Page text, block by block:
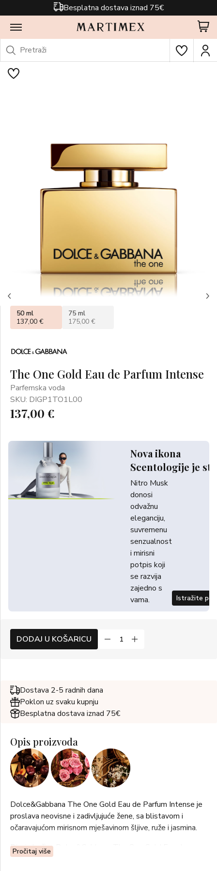
Besplatna dostava iznad 75€
The One Gold Eau de Parfum Intense
Parfemska voda
SKU: DIGP1TO1L00
137,00 €
Nova ikona
Scentologije je
Nitro Musk
donosi
odvažnu
eleganciju,
suvremenu
senzualnost
i mirisni
potpis koji
se razvija
zajedno s
vama.
Istražite
50 ml
137,00 €
75 ml
175,00 €
DODAJ U KOŠARICU
Dostava 2-5 radnih dana
Poklon uz svaku kupnju
Besplatna dostava iznad 75€
Opis proizvoda
Dolce&Gabbana The One Gold Eau de Parfum Intense je
proslava neovisne i zadivljujuće žene, sa blistavom i
očaravajućom mirisnom mješavinom šljive, ruže i jasmina.
Dizajn bočice Dolce&Gabbana The One Gold Eau de
Parfum Intense ponovno koristi esencijalne linije
Pročitaj više